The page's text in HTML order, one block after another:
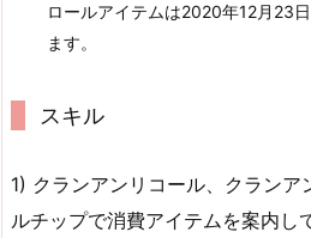
ロールアイテムは2020年12月23
ます。
スキル
1) クランアンリコール、クランア
ルチップで消費アイテムを案内し